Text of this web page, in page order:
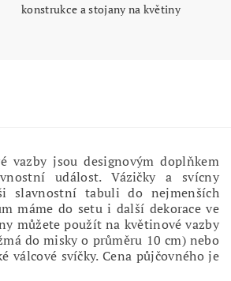
konstrukce a stojany na květiny
vazby jsou designovým doplňkem
událost. Vázičky a svícny
slavnostní tabuli do nejmenších
máme do setu i další dekorace ve
můžete použít na květinové vazby
do misky o průměru 10 cm) nebo
válcové svíčky. Cena půjčovného je